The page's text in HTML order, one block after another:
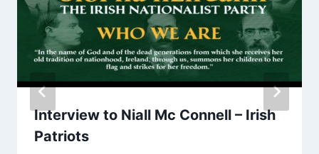
Interview to Niall Mc Connell – Irish
Patriots